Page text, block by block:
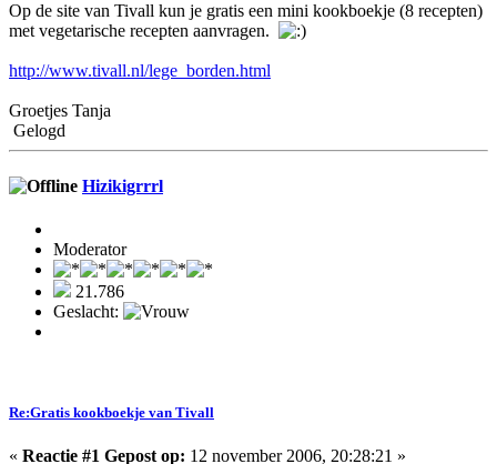
Op de site van Tivall kun je gratis een mini kookboekje (8 recepten)
met vegetarische recepten aanvragen.
http://www.tivall.nl/lege_borden.html
Groetjes Tanja
Gelogd
Hizikigrrrl
Moderator
21.786
Geslacht:
Re:Gratis kookboekje van Tivall
« Reactie #1 Gepost op: 12 november 2006, 20:28:21 »